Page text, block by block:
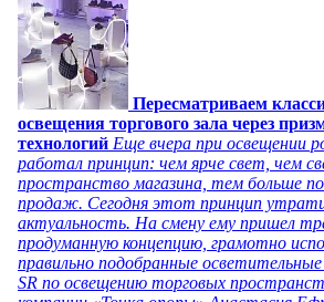
Пересматриваем
освещения торгового зала через
технологий Еще вчера при освещении
работал принцип: чем ярче свет, чем
пространство магазина, тем больше
продаж. Сегодня этот принцип
актуальность. На смену ему пришел
продуманную концепцию, грамотно
правильно подобранные
SR по освещению торговых